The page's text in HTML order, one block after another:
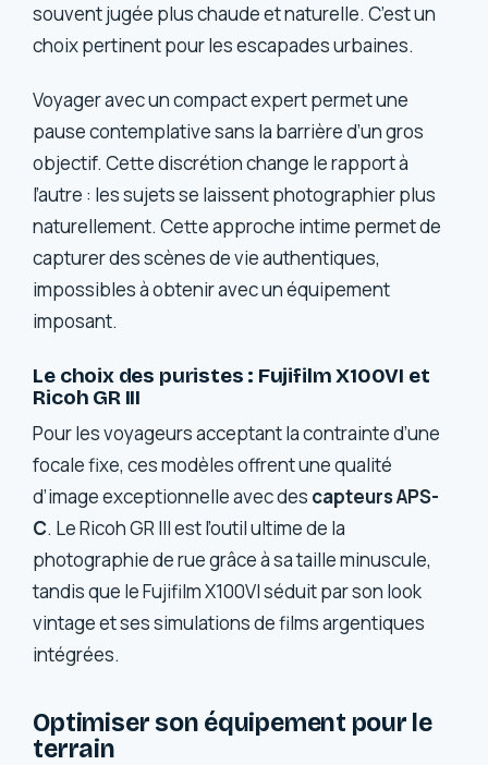
souvent jugée plus chaude et naturelle. C’est un
choix pertinent pour les escapades urbaines.
Voyager avec un compact expert permet une
pause contemplative sans la barrière d’un gros
objectif. Cette discrétion change le rapport à
l’autre : les sujets se laissent photographier plus
naturellement. Cette approche intime permet de
capturer des scènes de vie authentiques,
impossibles à obtenir avec un équipement
imposant.
Le choix des puristes : Fujifilm X100VI et
Ricoh GR III
Pour les voyageurs acceptant la contrainte d’une
focale fixe, ces modèles offrent une qualité
d’image exceptionnelle avec des capteurs APS-
C. Le Ricoh GR III est l’outil ultime de la
photographie de rue grâce à sa taille minuscule,
tandis que le Fujifilm X100VI séduit par son look
vintage et ses simulations de films argentiques
intégrées.
Optimiser son équipement pour le
terrain